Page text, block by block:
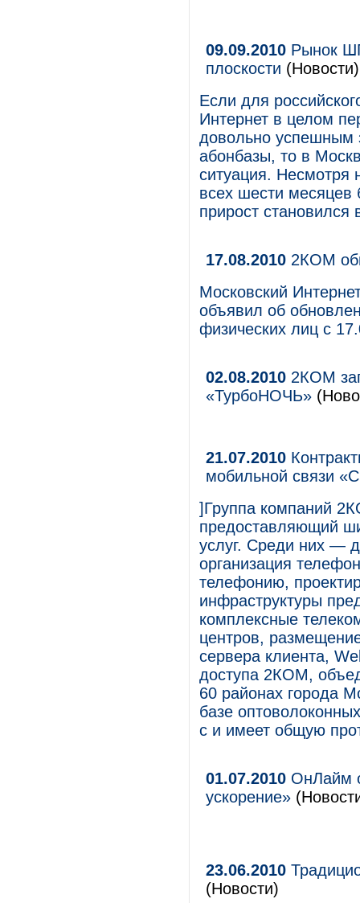
09.09.2010 Рынок
плоскости (Новости)
Если для
Интернет в целом
довольно успешным
абонбазы, то в
ситуация. Несмотря
всех шести
прирост
17.08.2010 2КОМ
Московский
объявил об
физических лиц с
02.08.2010 2КОМ
«ТурбоНОЧЬ»
21.07.2010
мобильной связи
]Группа компаний
предоставляющий
услуг. Среди них —
организация
телефонию,
инфраструктуры
комплексные
центров,
сервера клиента,
доступа 2КОМ,
60 районах города
базе
с и имеет общую
01.07.2010 ОнЛайм
ускорение»
23.06.2010
(Новости)